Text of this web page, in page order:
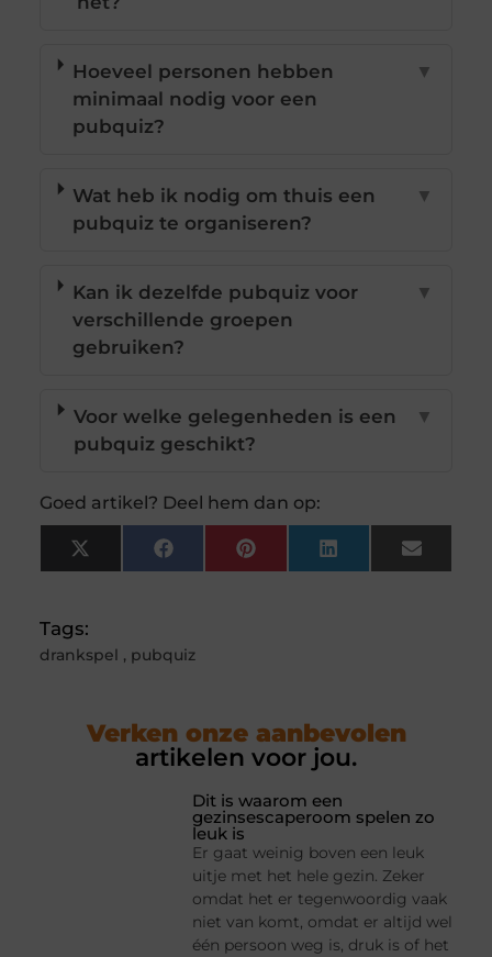
Hoeveel personen hebben
minimaal nodig voor een
pubquiz?
▼
Wat heb ik nodig om thuis een
pubquiz te organiseren?
▼
Kan ik dezelfde pubquiz voor
verschillende groepen
gebruiken?
▼
Voor welke gelegenheden is een
pubquiz geschikt?
▼
Goed artikel? Deel hem dan op:
X
(Twitter)
FacebookPinterestLinkedInEmail
Tags:
drankspel , pubquiz
Verken onze aanbevolen
artikelen voor jou.
Dit is waarom een
gezinsescaperoom spelen zo
leuk is
Er gaat weinig boven een leuk
uitje met het hele gezin. Zeker
omdat het er tegenwoordig vaak
niet van komt, omdat er altijd wel
één persoon weg is, druk is of het